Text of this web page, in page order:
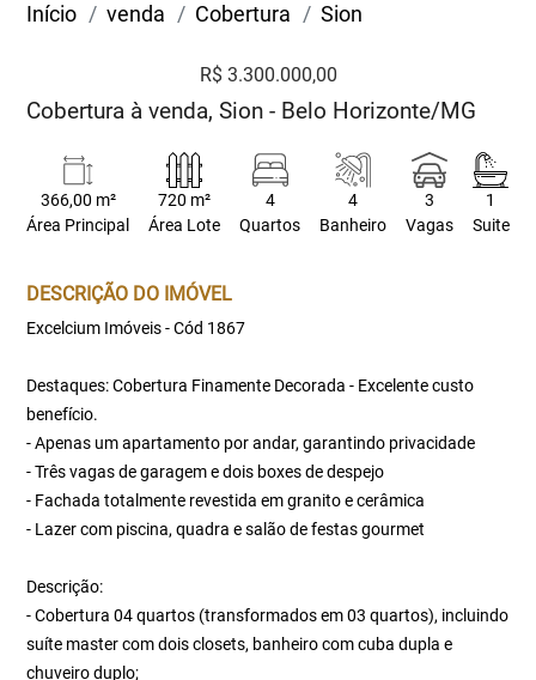
Início venda Cobertura Sion
R$ 3.300.000,00
Cobertura à venda, Sion - Belo Horizonte/MG
366,00 m²
Área Principal
720 m²
Área Lote
4
Quartos
4
Banheiro
3
Vagas
1
Suite
DESCRIÇÃO DO IMÓVEL
Excelcium Imóveis - Cód 1867
Destaques: Cobertura Finamente Decorada - Excelente custo
benefício.
- Apenas um apartamento por andar, garantindo privacidade
- Três vagas de garagem e dois boxes de despejo
- Fachada totalmente revestida em granito e cerâmica
- Lazer com piscina, quadra e salão de festas gourmet
Descrição:
- Cobertura 04 quartos (transformados em 03 quartos), incluindo
suíte master com dois closets, banheiro com cuba dupla e
chuveiro duplo;